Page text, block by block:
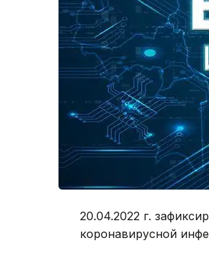
20.04.2022 г.
коронавирусной